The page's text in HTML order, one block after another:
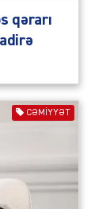
qərarı
CƏMIYYƏT